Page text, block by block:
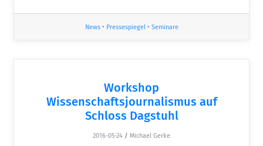
News• Pressespiegel• Seminare
Workshop
Wissenschaftsjournalismus auf
Schloss Dagstuhl
2016-05-24 / Michael Gerke